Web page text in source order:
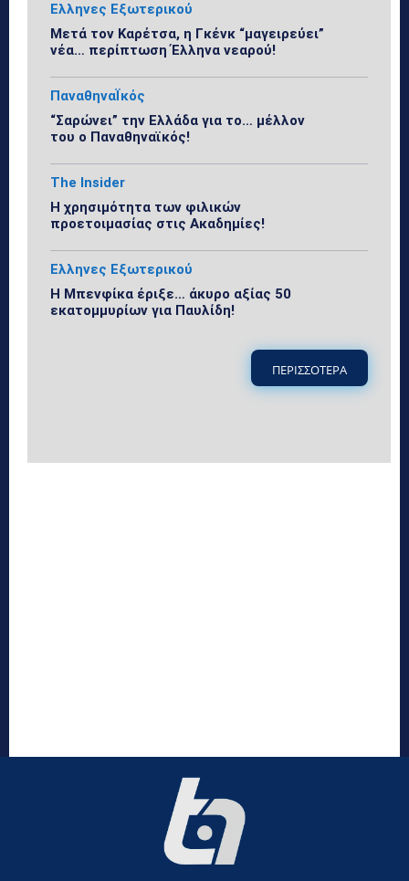
Ελληνες Εξωτερικού
Μετά τον Καρέτσα, η Γκένκ “μαγειρεύει”
νέα… περίπτωση Έλληνα νεαρού!
ΠαναθηναΪκός
“Σαρώνει” την Ελλάδα για το… μέλλον
του ο Παναθηναϊκός!
The Insider
Η χρησιμότητα των φιλικών
προετοιμασίας στις Ακαδημίες!
Ελληνες Εξωτερικού
Η Μπενφίκα έριξε… άκυρο αξίας 50
εκατομμυρίων για Παυλίδη!
ΠΕΡΙΣΣΟΤΕΡΑ